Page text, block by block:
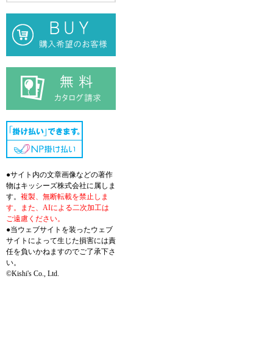
●サイト内の文章画像などの著作
物はキッシーズ株式会社に属しま
す。 複製、無断転載を禁止しま
す。また、AIによる二次加工は
ご遠慮ください。
●当ウェブサイトを装ったウェブ
サイトによって生じた損害には責
任を負いかねますのでご了承下さ
い。
©Kishi's Co., Ltd.